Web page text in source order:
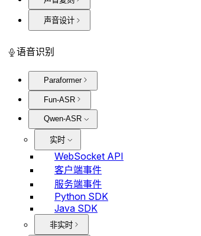
声音设计
语音识别
Paraformer
Fun-ASR
Qwen-ASR
实时
WebSocket API
客户端事件
服务端事件
Python SDK
Java SDK
非实时